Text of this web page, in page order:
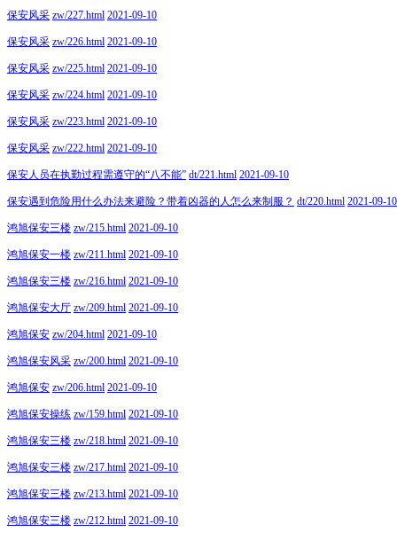
保安风采 zw/227.html 2021-09-10
保安风采 zw/226.html 2021-09-10
保安风采 zw/225.html 2021-09-10
保安风采 zw/224.html 2021-09-10
保安风采 zw/223.html 2021-09-10
保安风采 zw/222.html 2021-09-10
保安人员在执勤过程需遵守的“八不能” dt/221.html 2021-09-10
保安遇到危险用什么办法来避险？带着凶器的人怎么来制服？ dt/220.html 2021-09-10
鸿旭保安三楼 zw/215.html 2021-09-10
鸿旭保安一楼 zw/211.html 2021-09-10
鸿旭保安三楼 zw/216.html 2021-09-10
鸿旭保安大厅 zw/209.html 2021-09-10
鸿旭保安 zw/204.html 2021-09-10
鸿旭保安风采 zw/200.html 2021-09-10
鸿旭保安 zw/206.html 2021-09-10
鸿旭保安操练 zw/159.html 2021-09-10
鸿旭保安三楼 zw/218.html 2021-09-10
鸿旭保安三楼 zw/217.html 2021-09-10
鸿旭保安三楼 zw/213.html 2021-09-10
鸿旭保安三楼 zw/212.html 2021-09-10